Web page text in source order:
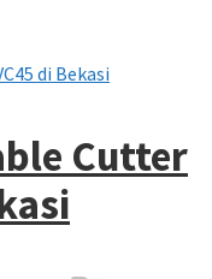
Cutter